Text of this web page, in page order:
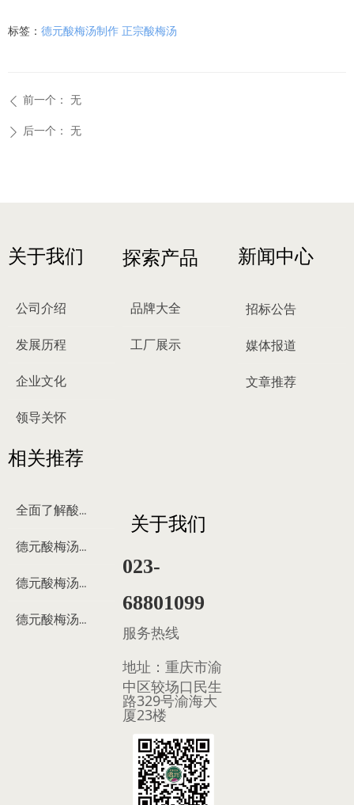
标签： 德元酸梅汤制作 正宗酸梅汤
ꄴ 前一个： 无
ꄲ 后一个： 无
关于我们
公司介绍
发展历程
企业文化
领导关怀
探索产品
品牌大全
工厂展示
招标公告
媒体报道
文章推荐
新闻中心
关于我们
023-
68801099
服务热线
地址： 重庆市渝
中区较场口民生
路329号渝海大
厦23楼
相关推荐
全面了解酸梅汤
德元酸梅汤来历
德元酸梅汤制作过程
德元酸梅汤多少钱